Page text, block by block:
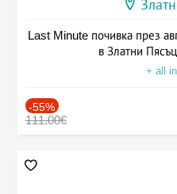
Last Minute почивка през
в Златни
+ all
-55%
111.00€